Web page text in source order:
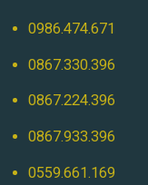
0986.474.671
0867.330.396
0867.224.396
0867.933.396
0559.661.169